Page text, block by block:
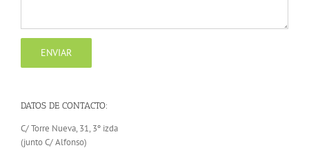
DATOS DE CONTACTO:
C/ Torre Nueva, 31, 3º izda
(junto C/ Alfonso)